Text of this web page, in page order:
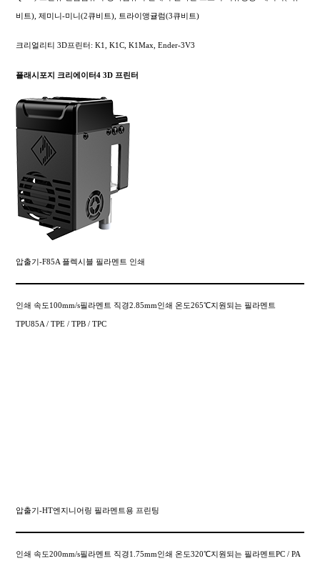
비트), 제미니-미니(2큐비트), 트라이앵귤럼(3큐비트)
크리얼리티 3D프린터: K1, K1C, K1Max, Ender-3V3
플래시포지 크리에이터4 3D 프린터
압출기-F85A 플렉시블 필라멘트 인쇄
인쇄 속도100mm/s필라멘트 직경2.85mm인쇄 온도265℃지원되는 필라멘트
TPU85A / TPE / TPB / TPC
압출기-HT엔지니어링 필라멘트용 프린팅
인쇄 속도200mm/s필라멘트 직경1.75mm인쇄 온도320℃지원되는 필라멘트PC / PA